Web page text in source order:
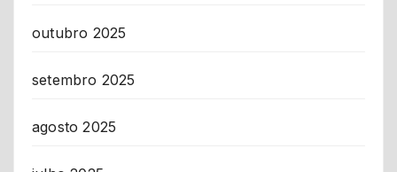
outubro 2025
setembro 2025
agosto 2025